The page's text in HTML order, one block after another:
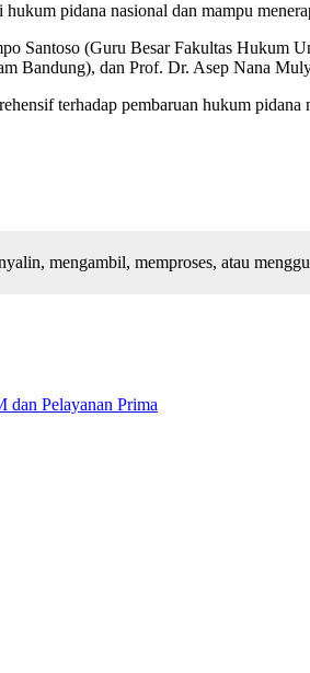
pidana nasional dan mampu
Santoso (Guru Besar Fakultas Hukum
Bandung), dan Prof. Dr. Asep Nana
terhadap pembaruan hukum
mengambil, memproses, atau
dan Pelayanan Prima